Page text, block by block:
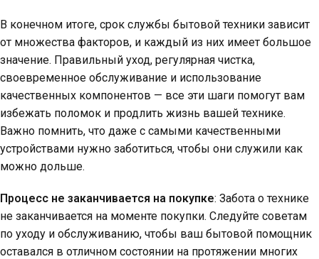
В конечном итоге, срок службы бытовой техники зависит
от множества факторов, и каждый из них имеет большое
значение. Правильный уход, регулярная чистка,
своевременное обслуживание и использование
качественных компонентов — все эти шаги помогут вам
избежать поломок и продлить жизнь вашей технике.
Важно помнить, что даже с самыми качественными
устройствами нужно заботиться, чтобы они служили как
можно дольше.
Процесс не заканчивается на покупке: Забота о технике
не заканчивается на моменте покупки. Следуйте советам
по уходу и обслуживанию, чтобы ваш бытовой помощник
оставался в отличном состоянии на протяжении многих